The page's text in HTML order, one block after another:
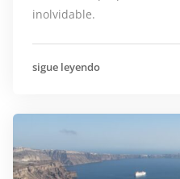
inolvidable.
sigue leyendo